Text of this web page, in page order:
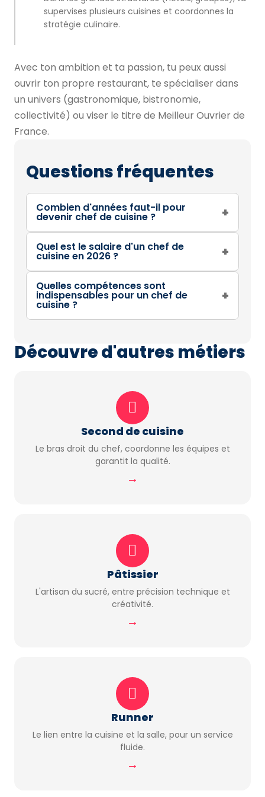
supervises plusieurs cuisines et coordonnes la
stratégie culinaire.
Avec ton ambition et ta passion, tu peux aussi
ouvrir ton propre restaurant, te spécialiser dans
un univers (gastronomique, bistronomie,
collectivité) ou viser le titre de Meilleur Ouvrier de
France.
Questions fréquentes
Combien d'années faut-il pour
devenir chef de cuisine ? +
Quel est le salaire d'un chef de
cuisine en 2026 ? +
Quelles compétences sont
indispensables pour un chef de
cuisine ?
+
Découvre d'autres métiers
Second de cuisine
Le bras droit du chef, coordonne les équipes et
garantit la qualité.
→
Pâtissier
L'artisan du sucré, entre précision technique et
créativité.
→
Runner
Le lien entre la cuisine et la salle, pour un service
fluide.
→